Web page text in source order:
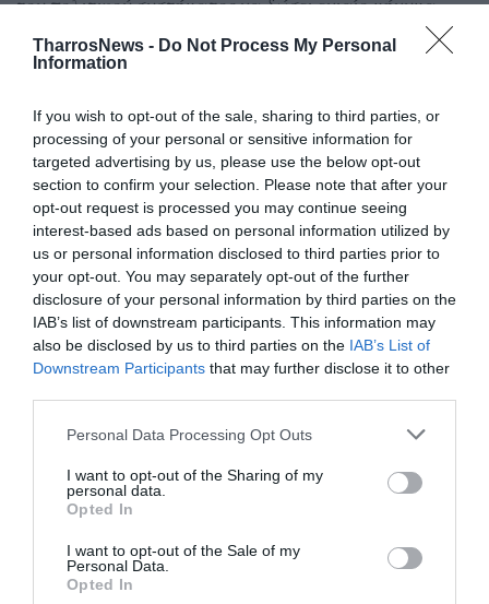
TharrosNews - Do Not Process My Personal
Information
If you wish to opt-out of the sale, sharing to third parties, or
processing of your personal or sensitive information for
targeted advertising by us, please use the below opt-out
section to confirm your selection. Please note that after your
opt-out request is processed you may continue seeing
interest-based ads based on personal information utilized by
us or personal information disclosed to third parties prior to
your opt-out. You may separately opt-out of the further
disclosure of your personal information by third parties on the
IAB’s list of downstream participants. This information may
also be disclosed by us to third parties on the IAB’s List of
Downstream Participants that may further disclose it to other
Personal Data Processing Opt Outs
I want to opt-out of the Sharing of my
personal data.
Opted In
I want to opt-out of the Sale of my
Personal Data.
Opted In
στην κοινωνία και όχι να εργαλειοποιεί
μικροκομματικά την υπόθεση. «Η πραγματικότητα
στιγμή να εκπέμψουμε ένα σοβαρό παιδαγωγικό
μήνυμα στην κοινωνία και να πούμε ότι εδώ υπάρχει
μία διαχρονική παθογένεια, που πρέπει να πάμε όλοι
μαζί και να την θεραπεύσουμε», είπε ο κ. Τσιάρας.
Κλείνοντας, αναφέρθηκε και στις δηλώσεις του
προέδρου του ΠΑΣΟΚ, Νίκου Ανδρουλάκη. «Δεν
γίνεται να διαπαιδαγωγούμε την κοινωνία, λέγοντας
ότι “δεν υπάρχει πρόβλημα, αν κάποιος αγρότης
δηλώσει κάτι παραπάνω. Το πρόβλημα είναι, όταν
γίνεται οργανωμένα από εγκληματική οργάνωση”.
Αυτό είναι λάθος πολιτικό μήνυμα και πρέπει να το
πούμε καθαρά», δήλωσε ο υπουργός.
: protothema.gr
ΟΠΕΚΕΠΕ